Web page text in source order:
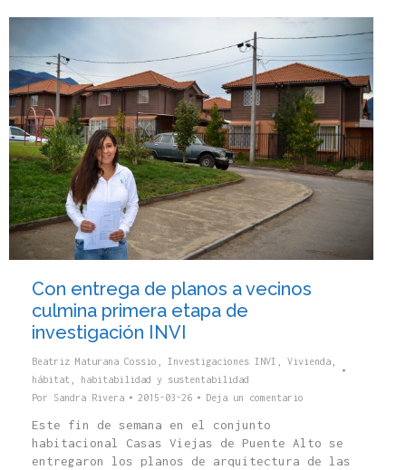
Con entrega de planos a vecinos
culmina primera etapa de
investigación INVI
Beatriz Maturana Cossio Investigaciones INVI
Vivienda,
hábitat, habitabilidad y sustentabilidad
Por Sandra Rivera 2015-03-26 Deja un comentario
Este fin de semana en el conjunto
habitacional Casas Viejas de Puente Alto se
entregaron los planos de arquitectura de las